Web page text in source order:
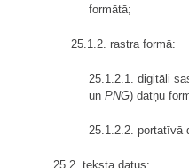
formātā;
25.1.2. rastra formā:
25.1.2.1. digitāli
un PNG) datņu
25.1.2.2. portatīvā
25.2. teksta datus: